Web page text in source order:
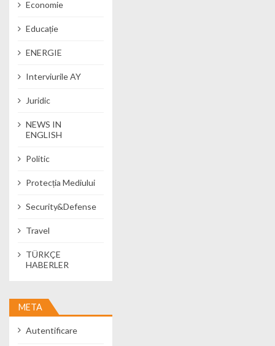
Economie
Educație
ENERGIE
Interviurile AY
Juridic
NEWS IN
ENGLISH
Politic
Protecția Mediului
Security&Defense
Travel
TÜRKÇE
HABERLER
META
Autentificare